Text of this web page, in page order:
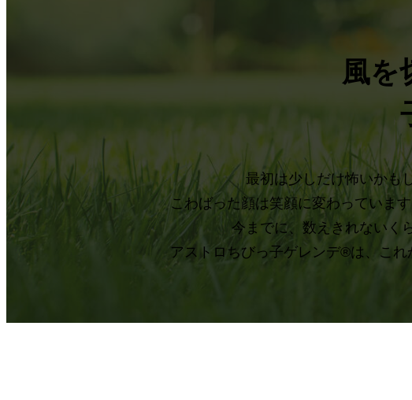
風を
最初は少しだけ怖いかも
こわばった顔は笑顔に変わっていま
今までに、数えきれないく
アストロちびっ子ゲレンデ®は、こ